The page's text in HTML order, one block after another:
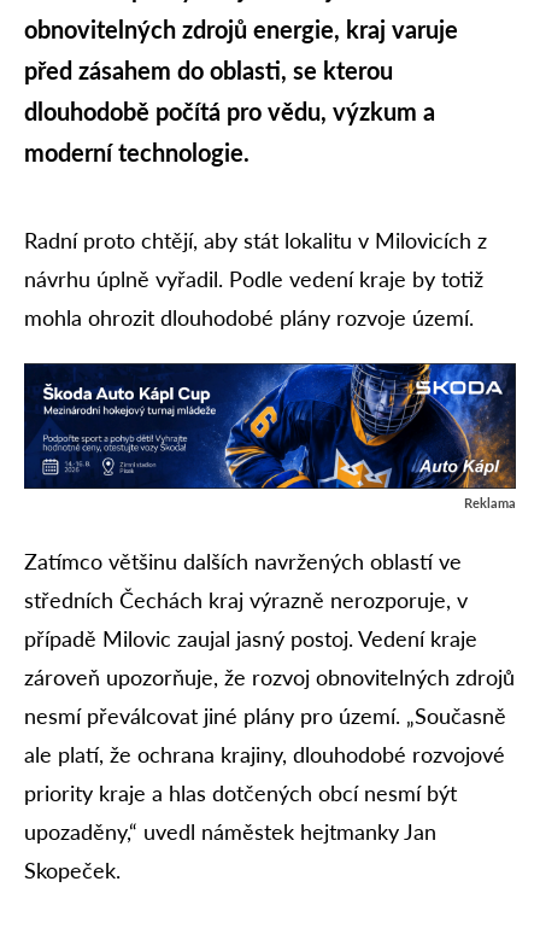
obnovitelných zdrojů energie, kraj varuje
před zásahem do oblasti, se kterou
dlouhodobě počítá pro vědu, výzkum a
moderní technologie.
Radní proto chtějí, aby stát lokalitu v Milovicích z
návrhu úplně vyřadil. Podle vedení kraje by totiž
mohla ohrozit dlouhodobé plány rozvoje území.
Reklama
Zatímco většinu dalších navržených oblastí ve
středních Čechách kraj výrazně nerozporuje, v
případě Milovic zaujal jasný postoj. Vedení kraje
zároveň upozorňuje, že rozvoj obnovitelných zdrojů
nesmí převálcovat jiné plány pro území. „Současně
ale platí, že ochrana krajiny, dlouhodobé rozvojové
priority kraje a hlas dotčených obcí nesmí být
upozaděny,“ uvedl náměstek hejtmanky Jan
Skopeček.